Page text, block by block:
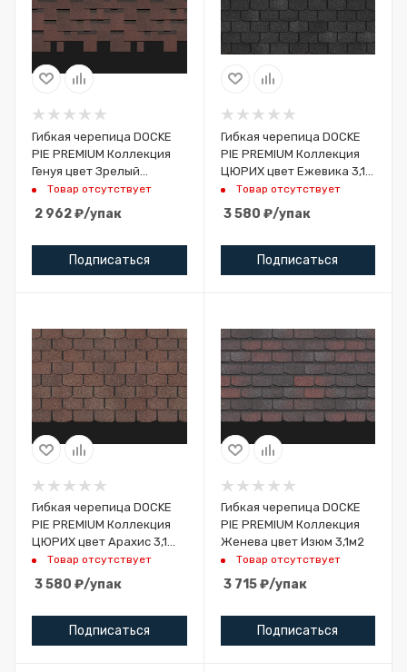
Гибкая черепица DOCKE
PIE PREMIUM Коллекция
Генуя цвет Зрелый
каштан 3м2
Товар отсутствует
2 962₽/упак
Подписаться
Гибкая черепица DOCKE
PIE PREMIUM Коллекция
ЦЮРИХ цвет Ежевика 3,1
м.кв.Товар отсутствует
3 580 ₽/упак
Подписаться
Гибкая черепица DOCKE
PIE PREMIUM Коллекция
ЦЮРИХ цвет Арахис 3,1
м.кв.Товар отсутствует
3 580 ₽/упак
Подписаться
Гибкая черепица DOCKE
PIE PREMIUM Коллекция
Женева цвет Изюм 3,1м2
Товар отсутствует
3 715₽/упак
Подписаться